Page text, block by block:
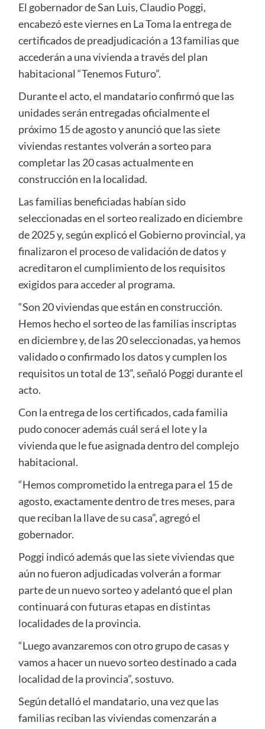
El gobernador de San Luis, Claudio Poggi,
encabezó este viernes en La Toma la entrega de
certificados de preadjudicación a 13 familias que
accederán a una vivienda a través del plan
habitacional “Tenemos Futuro”.
Durante el acto, el mandatario confirmó que las
unidades serán entregadas oficialmente el
próximo 15 de agosto y anunció que las siete
viviendas restantes volverán a sorteo para
completar las 20 casas actualmente en
construcción en la localidad.
Las familias beneficiadas habían sido
seleccionadas en el sorteo realizado en diciembre
de 2025 y, según explicó el Gobierno provincial, ya
finalizaron el proceso de validación de datos y
acreditaron el cumplimiento de los requisitos
exigidos para acceder al programa.
“Son 20 viviendas que están en construcción.
Hemos hecho el sorteo de las familias inscriptas
en diciembre y, de las 20 seleccionadas, ya hemos
validado o confirmado los datos y cumplen los
requisitos un total de 13”, señaló Poggi durante el
acto.
Con la entrega de los certificados, cada familia
pudo conocer además cuál será el lote y la
vivienda que le fue asignada dentro del complejo
habitacional.
“Hemos comprometido la entrega para el 15 de
agosto, exactamente dentro de tres meses, para
que reciban la llave de su casa”, agregó el
gobernador.
Poggi indicó además que las siete viviendas que
aún no fueron adjudicadas volverán a formar
parte de un nuevo sorteo y adelantó que el plan
continuará con futuras etapas en distintas
localidades de la provincia.
“Luego avanzaremos con otro grupo de casas y
vamos a hacer un nuevo sorteo destinado a cada
localidad de la provincia”, sostuvo.
Según detalló el mandatario, una vez que las
familias reciban las viviendas comenzarán a